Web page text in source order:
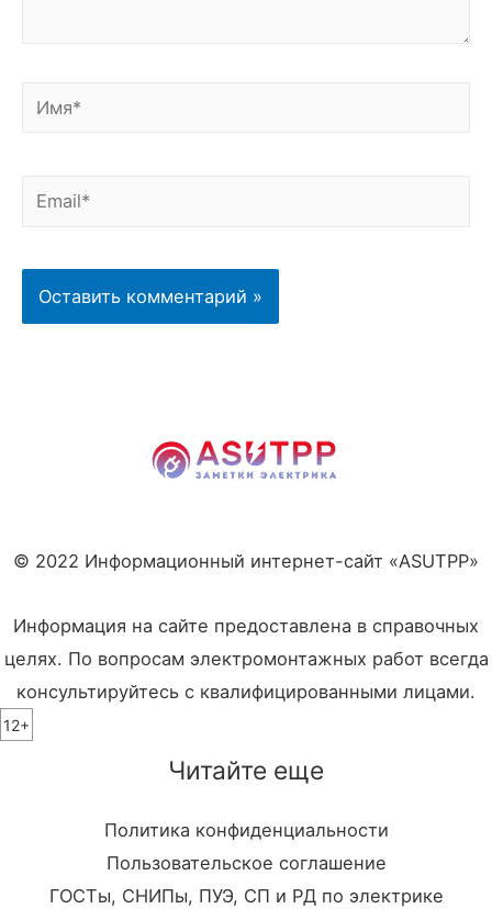
Имя*
Email*
© 2022 Информационный интернет-сайт «ASUTPP»
Информация на сайте предоставлена в справочных
целях. По вопросам электромонтажных работ всегда
консультируйтесь с квалифицированными лицами.
12+
Читайте еще
Политика конфиденциальности
Пользовательское соглашение
ГОСТы, СНИПы, ПУЭ, СП и РД по электрике